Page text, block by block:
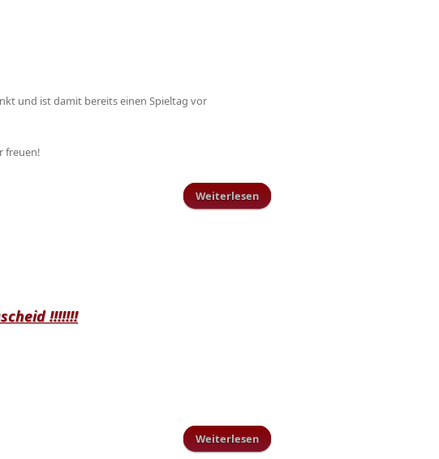
und ist damit bereits einen Spieltag vor
freuen!
Weiterlesen über B-Jugend Kreismeister
!!!!!!!
Weiterlesen über AH Tus Schillingen